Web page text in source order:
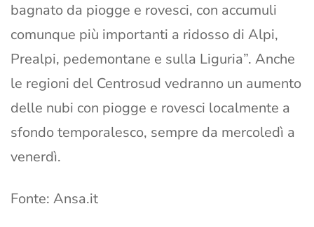
bagnato da piogge e rovesci, con accumuli
comunque più importanti a ridosso di Alpi,
Prealpi, pedemontane e sulla Liguria”. Anche
le regioni del Centrosud vedranno un aumento
delle nubi con piogge e rovesci localmente a
sfondo temporalesco, sempre da mercoledì a
venerdì.
Fonte: Ansa.it